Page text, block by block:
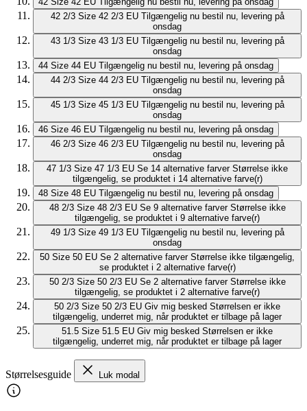
42 2/3 Size 42 2/3 EU Tilgængelig nu bestil nu, levering på
onsdag
43 1/3 Size 43 1/3 EU Tilgængelig nu bestil nu, levering på
onsdag
44 Size 44 EU Tilgængelig nu bestil nu, levering på onsdag
44 2/3 Size 44 2/3 EU Tilgængelig nu bestil nu, levering på
onsdag
45 1/3 Size 45 1/3 EU Tilgængelig nu bestil nu, levering på
onsdag
46 Size 46 EU Tilgængelig nu bestil nu, levering på onsdag
46 2/3 Size 46 2/3 EU Tilgængelig nu bestil nu, levering på
onsdag
47 1/3 Size 47 1/3 EU Se 14 alternative farver Størrelse ikke
tilgængelig, se produktet i 14 alternative farve(r)
48 Size 48 EU Tilgængelig nu bestil nu, levering på onsdag
48 2/3 Size 48 2/3 EU Se 9 alternative farver Størrelse ikke
tilgængelig, se produktet i 9 alternative farve(r)
49 1/3 Size 49 1/3 EU Tilgængelig nu bestil nu, levering på
onsdag
50 Size 50 EU Se 2 alternative farver Størrelse ikke tilgængelig,
se produktet i 2 alternative farve(r)
50 2/3 Size 50 2/3 EU Se 2 alternative farver Størrelse ikke
tilgængelig, se produktet i 2 alternative farve(r)
50 2/3 Size 50 2/3 EU Giv mig besked Størrelsen er ikke
tilgængelig, underret mig, når produktet er tilbage på lager
51.5 Size 51.5 EU Giv mig besked Størrelsen er ikke
tilgængelig, underret mig, når produktet er tilbage på lager
Størrelsesguide Luk modal